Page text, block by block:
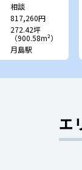
相談
817,260円
272.42坪
（900.58m²）
月島駅
エ